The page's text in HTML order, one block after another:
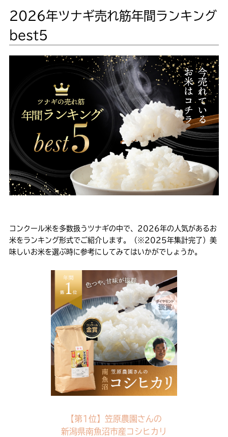
2026年ツナギ売れ筋年間ランキング
best5
コンクール米を多数扱うツナギの中で、2026年の人気があるお
米をランキング形式でご紹介します。（※2025年集計完了）美
味しいお米を選ぶ時に参考にしてみてはいかがでしょうか。
【第1位】笠原農園さんの
新潟県南魚沼市産コシヒカリ